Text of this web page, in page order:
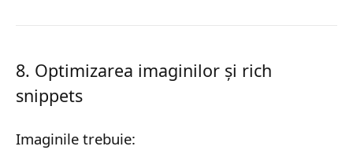
8. Optimizarea imaginilor și rich
snippets
Imaginile trebuie: